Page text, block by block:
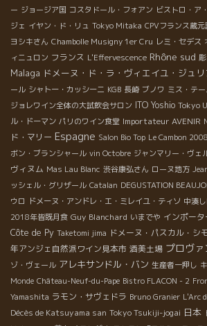
ー ジョージア国 コスタドール・フォアン ビストロ・ア
ジェ イヤン・ド・リュ Tokyo Mitaka CPVフランス蔵
ヨシキさん Chambolle Musigny 1er Cru レミ・セデス
ィニュロン フランス L'Effervescence Rhône sud
Malaga ドメーヌ・ド・ラ・ヴィエイユ・ジュリ
ール シャトー・カッシーニ KGB 長崎 ブノワ ミス・テ
ジョレワイン全体の大試飲会サロン ITO Yoshio Tokyo
ル・ドーマン パリのワイン食堂 Importateur AVENIR
ド・マリー Espagne Salon Bio Top Le Cambon 2008
ボン・ブランシャール vin Octobre ジャンマリー・ヴェ
ヴィヌム Mas Lau Blanc 渋谷康弘さん ローヌ地方
ッシェル・グリザール Catalan DEGUSTATION
ウロ ドメーヌ・アンドレ・エ・ミレイユ・ティソ 中湊
2018年皆既月食 Guy Blanchard いまでや インポータ
Côte de Py Taketomi jima ドメーヌ・パスカル・シ
年アンジェ自然派ワイン見本市 酒美土場 プロヴァ
ゾ・ヴェール アレキサンドル・バン 生産者一押し
Monde Château-Neuf-du-Pape Bistro FLACON - 2
Yamashita ラモン・サヴェドラ Bruno Granier L'Arc
Décès de Katsuyama san Tokyo Tsukiji-jogai 日本